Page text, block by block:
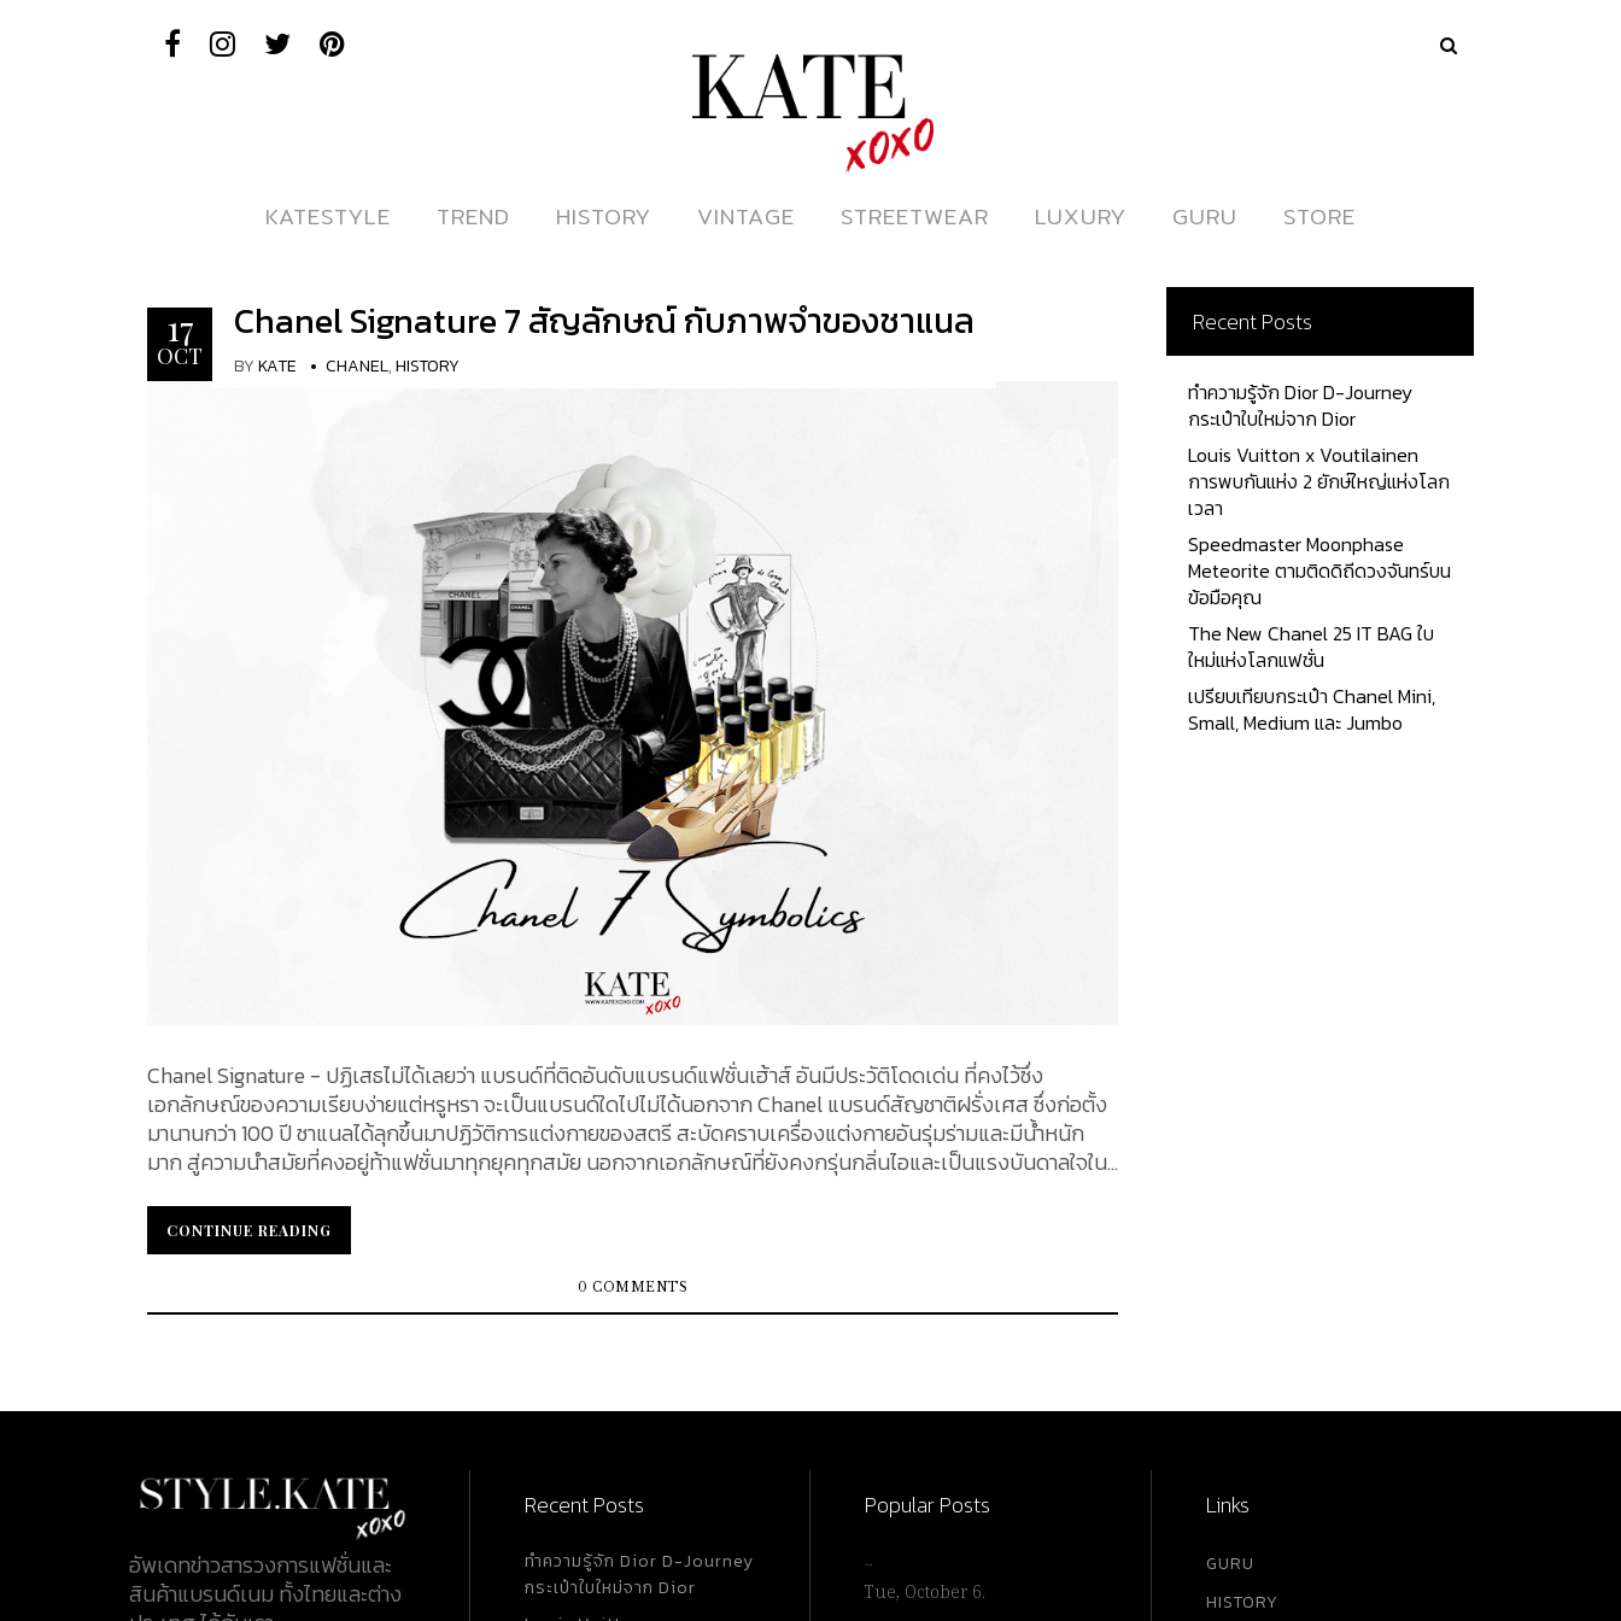
ดูหนังออนไลน์
KATESTYLE
KATESTYLE TREND
TREND HISTORY
HISTORY VINTAGE
VINTAGE STREETWEAR
STREETWEAR LUXURY
LUXURY GURU
GURU STORE
STORE
17
OCT
Chanel Signature 7 สัญลักษณ์ กับภาพจำของชาแนล
BYKATE CHANEL,HISTORY
Chanel Signature - ปฏิเสธไม่ได้เลยว่า แบรนด์ที่ติดอันดับแบรนด์แฟชั่นเฮ้าส์ อันมีประวัติโดดเด่น ที่คงไว้ซึ่ง
เอกลักษณ์ของความเรียบง่ายแต่หรูหรา จะเป็นแบรนด์ใดไปไม่ได้นอกจาก Chanel แบรนด์สัญชาติฝรั่งเศส ซึ่งก่อตั้ง
มานานกว่า 100 ปี ชาแนลได้ลุกขึ้นมาปฏิวัติการแต่งกายของสตรี สะบัดคราบเครื่องแต่งกายอันรุ่มร่ามและมีน้ำหนัก
มาก สู่ความนำสมัยที่คงอยู่ท้าแฟชั่นมาทุกยุคทุกสมัย นอกจากเอกลักษณ์ที่ยังคงกรุ่นกลิ่นไอและเป็นแรงบันดาลใจใน
ไอคอนิกสร้างชื่อต่าง ๆ อันโดดเด่น นอกจากความสวยงามอันเป็นอมตะแล้ว ยังแฝงไว้ด้วยปูมหลังชีวิตของเธอ
สัญลักษณ์ดังกล่าวจะมีอะไรบ้างนั้น ติดตามไปพร้อมกัน 1. CAMELLIA FLOWER ดอกคามีเลีย (Camellia) หรือที่รู้จัก
กันในแถบเอเชียในชื่อ "กุหลาบญี่ปุ่น" ซึ่งมีมากกว่า 120 สายพันธุ์ ตามบันทึกที่ปรากฏ ดอกคามีเลียถูกนำเข้ามาใน
ประเทศแถวยุโรป ในช่วงกลางคริสต์ศตวรรษที่ 19 โดย พระเจ้าหลุย ฟิลิป แห่งฝรั่งเศส (Louis–Philippe) และ
นำดอกไม้ยอดนิยมนี้ มาปรับเปลี่ยนแนวคิดสู่แฟชั่นสุภาพสตรี เธอได้เริ่มนำดอกคามิเลียมาประดับตกแต่งบนเครื่องผ้า
ส่วนตัว โดยเฉพาะชุดเดรสสีดำ ซึ่งเปรียบเสมือนเอกลักษณ์ของเธอ ด้วยความขาวบริสุทธิ์ มันจึงโดดเด่นอย่างมากบน
เครื่องแต่งกายสีดำสนิท นับแต่นั้นเป็นต้นมา ดอกคามีเลียก็ปรากฏบนเครื่องแต่งกายทุกชุดของชาแนล จนกลายมา
เป็นไอคอนิกของแบรนด์มาจนถึงทุกวันนี้ นอกจากนี้ อีกเหตุผลที่ชาแนลชื่นชอบดอกคามีเลียเป็นพิเศษ เป็นเพราะว่า
เป็นดอกไม้ที่ Boy Capel มอบให้เธอเสมอ อีกทั้งดอกคามีเลียเป็นดอกไม้ที่ไม่มีกลิ่น มันจึงไม่กลบกลิ่นของน้ำหอม...
CONTINUE READING
CONTINUE READING
0 COMMENTS
Recent Posts
ทำความรู้จัก Dior D-Journey
กระเป๋าใบใหม่จาก Dior
Louis Vuitton x Voutilainen
การพบกันแห่ง 2 ยักษ์ใหญ่แห่งโลก
เวลา
Speedmaster Moonphase
Meteorite ตามติดดิถีดวงจันทร์บน
ข้อมือคุณ
The New Chanel 25 IT BAG ใบ
ใหม่แห่งโลกแฟชั่น
เปรียบเทียบกระเป๋า Chanel Mini,
Small, Medium และ Jumbo
อัพเดทข่าวสารวงการแฟชั่นและ
สินค้าแบรนด์เนม ทั้งไทยและต่าง
Recent Posts
ทำความรู้จัก Dior D-Journey
กระเป๋าใบใหม่จาก Dior
Popular Posts
…
Tue, October 6.
Links
GURU
HISTORY